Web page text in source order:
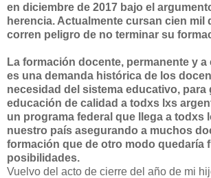
en diciembre de 2017 bajo el
herencia. Actualmente cursan cien mil
corren peligro de no terminar su
La formación docente, permanente y
es una demanda histórica de los
necesidad del sistema educativo, para
educación de calidad a todxs lxs
un programa federal que llega a todxs
nuestro país asegurando a muchos
formación que de otro modo quedaría
posibilidades.
Vuelvo del acto de cierre del año de mi